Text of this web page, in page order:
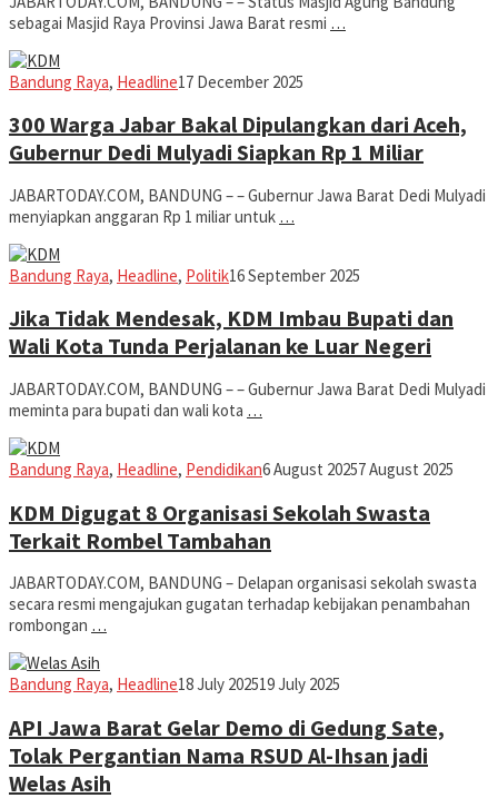
sebagai Masjid Raya Provinsi Jawa Barat resmi …
Bandung Raya, HeadlineIman
17 December 2025
300 Warga Jabar Bakal Dipulangkan dari Aceh,
Gubernur Dedi Mulyadi Siapkan Rp 1 Miliar
JABARTODAY.COM, BANDUNG – – Gubernur Jawa Barat Dedi Mulyadi
menyiapkan anggaran Rp 1 miliar untuk …
Bandung Raya, Headline, PolitikIman
16 September 2025
Jika Tidak Mendesak, KDM Imbau Bupati dan
Wali Kota Tunda Perjalanan ke Luar Negeri
JABARTODAY.COM, BANDUNG – – Gubernur Jawa Barat Dedi Mulyadi
meminta para bupati dan wali kota …
Bandung Raya, Headline, PendidikanIman
6 August 20257 August 2025
KDM Digugat 8 Organisasi Sekolah Swasta
Terkait Rombel Tambahan
JABARTODAY.COM, BANDUNG – Delapan organisasi sekolah swasta
secara resmi mengajukan gugatan terhadap kebijakan penambahan
rombongan …
Bandung Raya, HeadlineIman
18 July 202519 July 2025
API Jawa Barat Gelar Demo di Gedung Sate,
Tolak Pergantian Nama RSUD Al-Ihsan jadi
Welas Asih